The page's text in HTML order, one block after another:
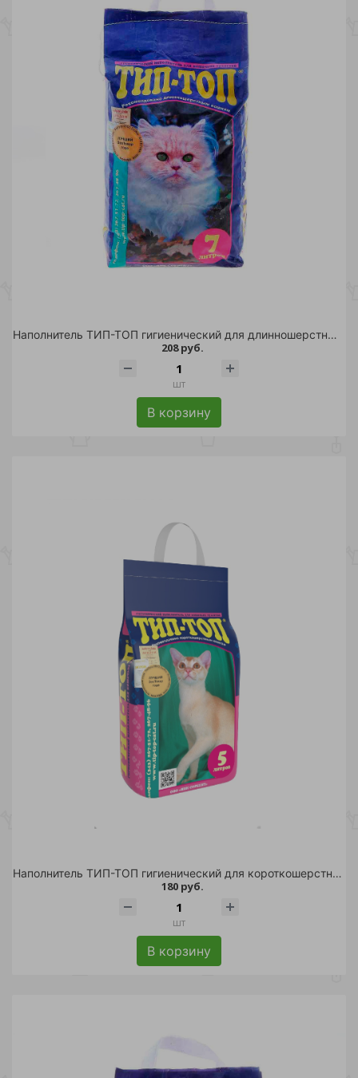
Наполнитель ТИП-ТОП гигиенический для длинношерстных 7л/4
208 руб.
шт
В корзину
Наполнитель ТИП-ТОП гигиенический для короткошерстных 5л/5
180 руб.
шт
В корзину